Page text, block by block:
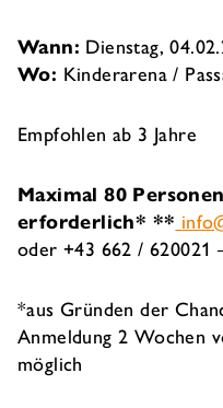
Wann: Dienstag,
Wo: Kinderarena /
Empfohlen ab 3 Jahre
Maximal 80
erforderlich* **
oder +43 662 / 620021
*aus Gründen der
Anmeldung 2 Wochen
möglich